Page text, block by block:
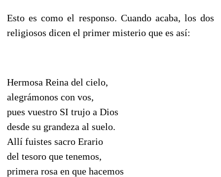
Esto es como el responso. Cuando acaba, los dos
religiosos dicen el primer misterio que es así:
Hermosa Reina del cielo,
alegrámonos con vos,
pues vuestro SI trujo a Dios
desde su grandeza al suelo.
Allí fuistes sacro Erario
del tesoro que tenemos,
primera rosa en que hacemos